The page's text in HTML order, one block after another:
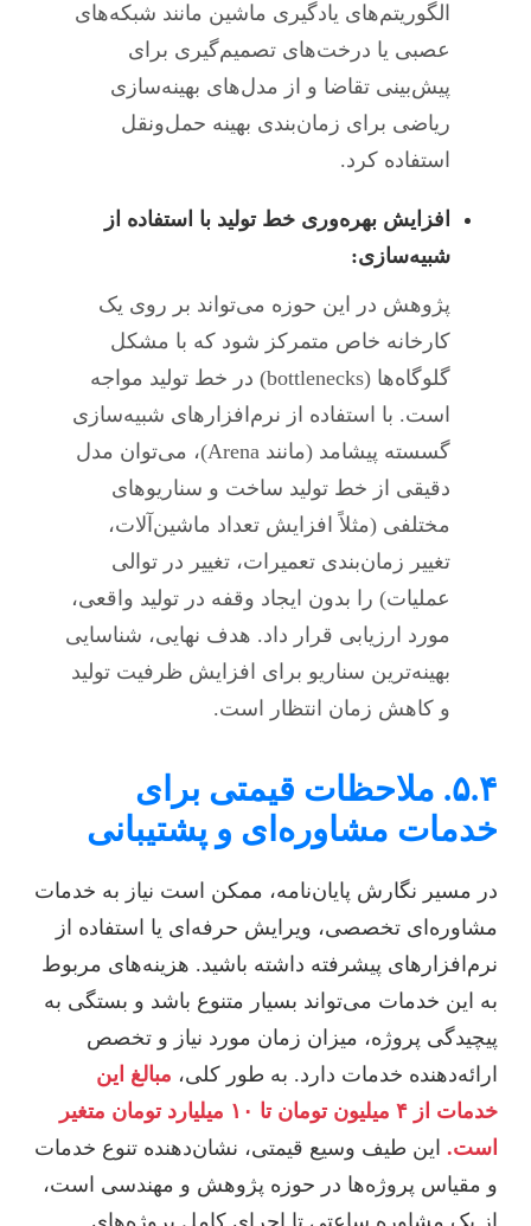
الگوریتم‌های یادگیری ماشین مانند شبکه‌های
عصبی یا درخت‌های تصمیم‌گیری برای
پیش‌بینی تقاضا و از مدل‌های بهینه‌سازی
ریاضی برای زمان‌بندی بهینه حمل‌ونقل
استفاده کرد.
افزایش بهره‌وری خط تولید با استفاده از
شبیه‌سازی:
پژوهش در این حوزه می‌تواند بر روی یک
کارخانه خاص متمرکز شود که با مشکل
گلوگاه‌ها (bottlenecks) در خط تولید مواجه
است. با استفاده از نرم‌افزارهای شبیه‌سازی
گسسته پیشامد (مانند Arena)، می‌توان مدل
دقیقی از خط تولید ساخت و سناریوهای
مختلفی (مثلاً افزایش تعداد ماشین‌آلات،
تغییر زمان‌بندی تعمیرات، تغییر در توالی
عملیات) را بدون ایجاد وقفه در تولید واقعی،
مورد ارزیابی قرار داد. هدف نهایی، شناسایی
بهینه‌ترین سناریو برای افزایش ظرفیت تولید
و کاهش زمان انتظار است.
۵.۴. ملاحظات قیمتی برای
خدمات مشاوره‌ای و پشتیبانی
در مسیر نگارش پایان‌نامه، ممکن است نیاز به خدمات
مشاوره‌ای تخصصی، ویرایش حرفه‌ای یا استفاده از
نرم‌افزارهای پیشرفته داشته باشید. هزینه‌های مربوط
به این خدمات می‌تواند بسیار متنوع باشد و بستگی به
پیچیدگی پروژه، میزان زمان مورد نیاز و تخصص
ارائه‌دهنده خدمات دارد. به طور کلی، مبالغ این
خدمات از ۴ میلیون تومان تا ۱۰ میلیارد تومان متغیر
است. این طیف وسیع قیمتی، نشان‌دهنده تنوع خدمات
و مقیاس پروژه‌ها در حوزه پژوهش و مهندسی است،
از یک مشاوره ساعتی تا اجرای کامل پروژه‌های